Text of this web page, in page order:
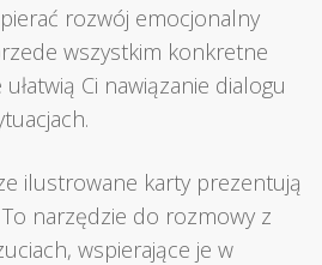
rozwój emocjonalny
wszystkim konkretne
Ci nawiązanie dialogu
ilustrowane karty prezentują
narzędzie do rozmowy z
wspierające je w